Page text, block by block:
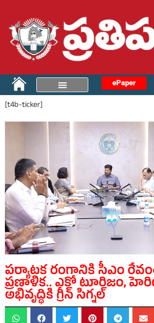
ePaper
[t4b-ticker]
పర్యాటక రంగానికి సీఎం
ప్రణాళిక.. ఎకో టూరిజం,
అభివృద్ధికి గ్రీన్ సిగ్నల్